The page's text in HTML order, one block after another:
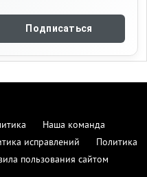
Подписаться
Наша команда
исправлений
Политика
пользования сайтом